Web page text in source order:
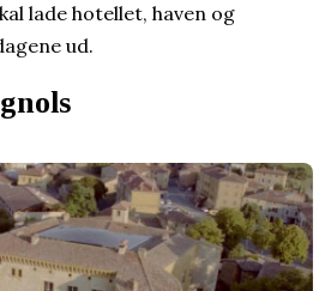
lade hotellet, haven og
ud.